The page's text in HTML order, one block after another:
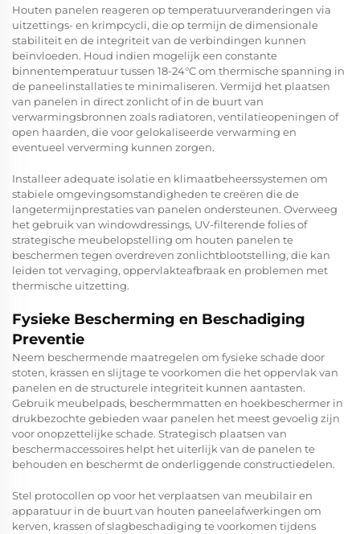
Houten panelen reageren op temperatuurveranderingen via
uitzettings- en krimpcycli, die op termijn de dimensionale
stabiliteit en de integriteit van de verbindingen kunnen
beïnvloeden. Houd indien mogelijk een constante
binnentemperatuur tussen 18-24°C om thermische spanning in
de paneelinstallaties te minimaliseren. Vermijd het plaatsen
van panelen in direct zonlicht of in de buurt van
verwarmingsbronnen zoals radiatoren, ventilatieopeningen of
open haarden, die voor gelokaliseerde verwarming en
eventueel ververming kunnen zorgen.
Installeer adequate isolatie en klimaatbeheerssystemen om
stabiele omgevingsomstandigheden te creëren die de
langetermijnprestaties van panelen ondersteunen. Overweeg
het gebruik van windowdressings, UV-filterende folies of
strategische meubelopstelling om houten panelen te
beschermen tegen overdreven zonlichtblootstelling, die kan
leiden tot vervaging, oppervlakteafbraak en problemen met
thermische uitzetting.
Fysieke Bescherming en Beschadiging
Preventie
Neem beschermende maatregelen om fysieke schade door
stoten, krassen en slijtage te voorkomen die het oppervlak van
panelen en de structurele integriteit kunnen aantasten.
Gebruik meubelpads, beschermmatten en hoekbeschermer in
drukbezochte gebieden waar panelen het meest gevoelig zijn
voor onopzettelijke schade. Strategisch plaatsen van
beschermaccessoires helpt het uiterlijk van de panelen te
behouden en beschermt de onderliggende constructiedelen.
Stel protocollen op voor het verplaatsen van meubilair en
apparatuur in de buurt van houten paneelafwerkingen om
kerven, krassen of slagbeschadiging te voorkomen tijdens